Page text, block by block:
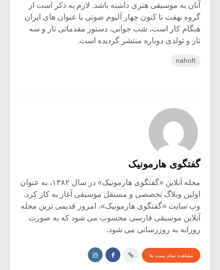
آنان به موسیقی هنری داشته باشد. لازم به ذکر است از
گروه نهفت تا کنون چهار آلبوم صوتی با عنوان های ایران
هنگام کار است، شب جوانی، دستور مقدماتی تار و سه
تار و تولدی دوباره منتشر گردیده است.
nahoft
گفتگوی هارمونیک
مجله آنلاین «گفتگوی هارمونیک» در سال ۱۳۸۲، به عنوان
اولین وبلاگ تخصصی و مستقل موسیقی آغاز به کار کرد.
وب سایت «گفتگوی هارمونیک»، امروز قدیمی ترین مجله
آنلاین موسیقی فارسی محسوب می شود که به صورت
روزانه به روزرسانی می شود.
مشاهده تمام پست ها